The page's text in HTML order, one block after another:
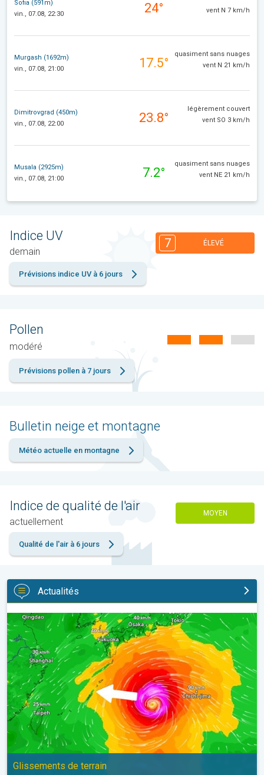
Sofia (591m)
vin., 07.08, 22:30
24°
vent N 7 km/h
Murgash (1692m)
vin., 07.08, 21:00
17.5°
quasiment sans nuages
vent N 21 km/h
Dimitrovgrad (450m)
vin., 07.08, 22:00
23.8°
légèrement couvert
vent SO 3 km/h
Musala (2925m)
vin., 07.08, 21:00
7.2°
quasiment sans nuages
vent NE 21 km/h
Indice UV
demain
7 ÉLEVÉ
Prévisions indice UV à 6 jours
Pollen
modéré
Prévisions pollen à 7 jours
Bulletin neige et montagne
Météo actuelle en montagne
Indice de qualité de l'air
actuellement
MOYEN
Qualité de l'air à 6 jours
Actualités
Le Japon prépare l'arrivée d'un typhon. Glissements de terrain.
Glissements de terrain